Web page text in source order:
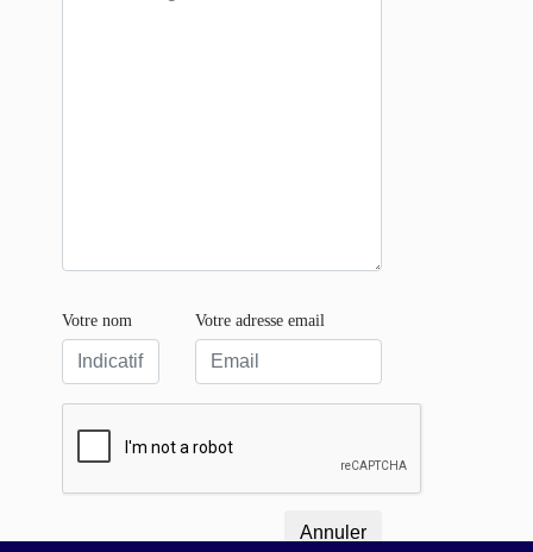
Votre nom Votre adresse email